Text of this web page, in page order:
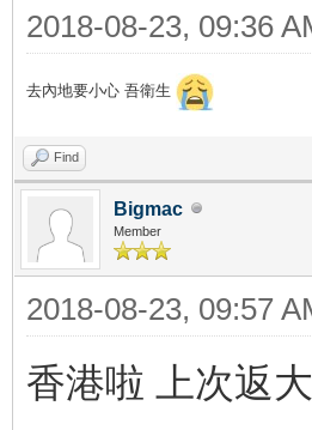
2018-08-23, 09:36
去內地要小心 吾衛生
Find
Bigmac
Member
2018-08-23, 09:57
香港啦 上次返